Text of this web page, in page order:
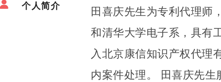
个人简介
田喜庆先生为专利代理师
和清华大学电子系，具有
入北京康信知识产权代理
内案件处理。 田喜庆先